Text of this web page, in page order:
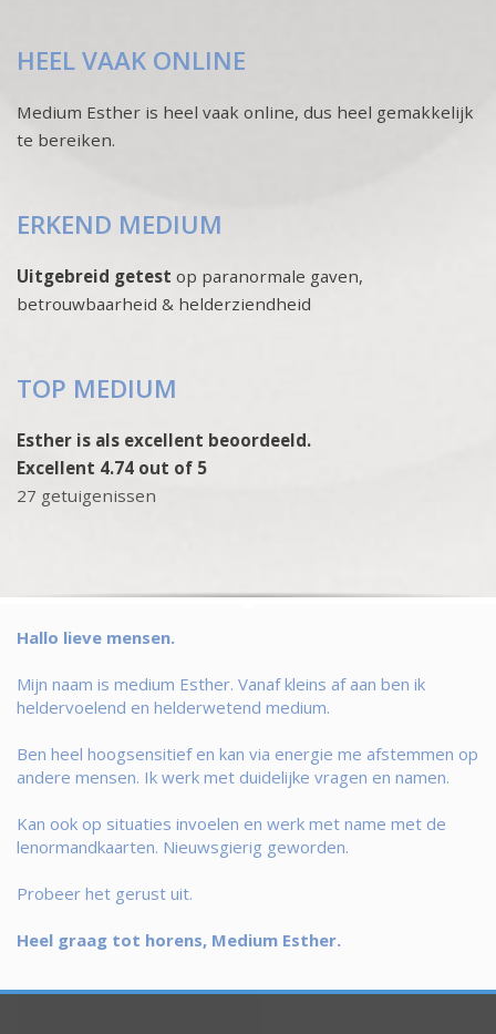
HEEL VAAK ONLINE
Medium Esther is heel vaak online, dus heel gemakkelijk
te bereiken.
ERKEND MEDIUM
Uitgebreid getest op paranormale gaven,
betrouwbaarheid & helderziendheid
TOP MEDIUM
Esther is als excellent beoordeeld.
Excellent 4.74 out of 5
27 getuigenissen
Hallo lieve mensen.
Mijn naam is medium Esther. Vanaf kleins af aan ben ik
heldervoelend en helderwetend medium.
Ben heel hoogsensitief en kan via energie me afstemmen op
andere mensen. Ik werk met duidelijke vragen en namen.
Kan ook op situaties invoelen en werk met name met de
lenormandkaarten. Nieuwsgierig geworden.
Probeer het gerust uit.
Heel graag tot horens, Medium Esther.